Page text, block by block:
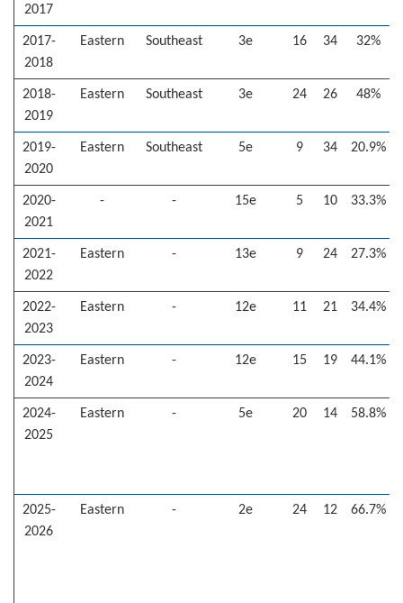
2017
2017-
2018
Eastern Southeast 3e 16 34 32%
2018-
2019
Eastern Southeast 3e 24 26 48%
2019-
2020
Eastern Southeast 5e 9 34 20.9%
2020-
2021
- - 15e 5 10 33.3%
2021-
2022
Eastern - 13e 9 24 27.3%
2022-
2023
Eastern - 12e 11 21 34.4%
2023-
2024
Eastern - 12e 15 19 44.1%
2024-
2025
Eastern - 5e 20 14 58.8%
2025-
2026
Eastern - 2e 24 12 66.7%